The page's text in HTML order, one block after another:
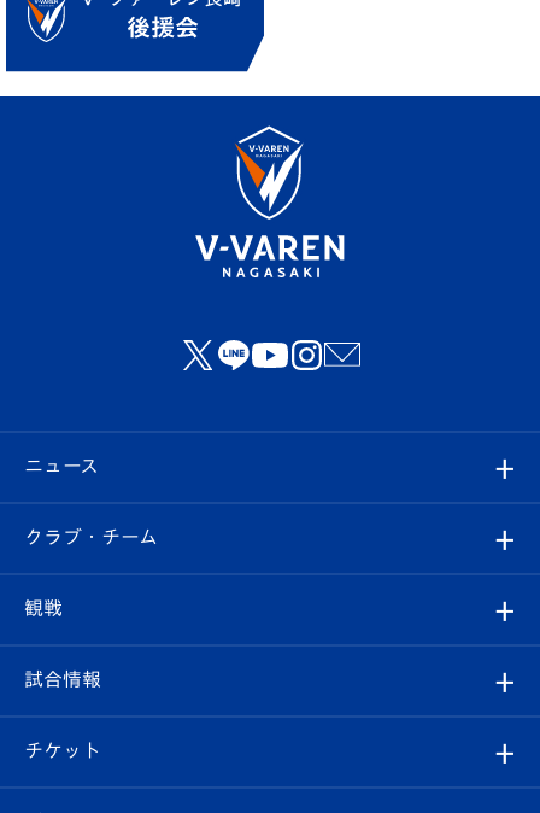
ニュース
すべて
クラブ
試合情報
クラブ・チーム
クラブ概要
エンブレム紹介
観戦
観戦ルール
はじめての観戦ガイド
試合情報
試合日程/結果
チケット